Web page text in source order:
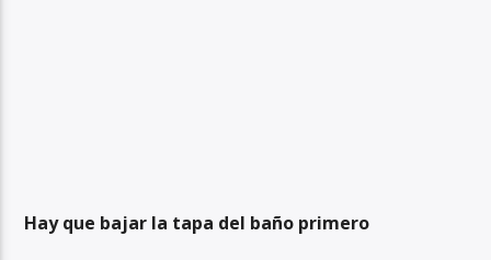
Hay que bajar la tapa del baño primero